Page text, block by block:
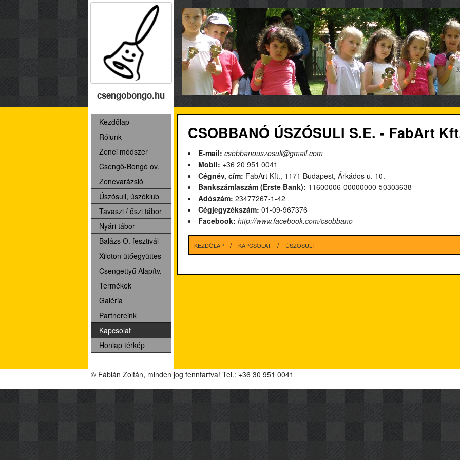
csengobongo.hu
Kezdőlap
Rólunk
Zenei módszer
Csengő-Bongó ov.
Zenevarázsló
Úszósuli, úszóklub
Tavaszi / őszi tábor
Nyári tábor
Balázs O. fesztivál
Xiloton ütőegyüttes
Csengettyű Alapítv.
Termékek
Galéria
Partnereink
Kapcsolat
Honlap térkép
CSOBBANÓ ÚSZÓSULI S.E. - FabArt
E-mail: csobbanouszosuli@gmail.com
Mobil: +36 20 951 0041
Cégnév, cím: FabArt Kft., 1171 Budapest, Árkádos u. 10.
Bankszámlaszám (Erste Bank): 11600006-00000000-50303638
Adószám: 23477267-1-42
Cégjegyzékszám: 01-09-967376
Facebook: http://www.facebook.com/csobbano
KEZDŐLAP KAPCSOLAT ÚSZÓSULI
© Fábián Zoltán, minden jog fenntartva! Tel.: +36 30 951 0041